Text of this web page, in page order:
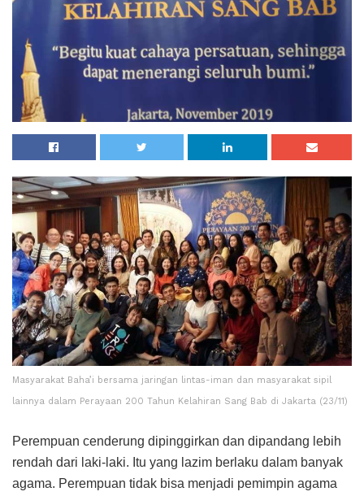
Masyarakat Baha’i bersama jaringan lintas-iman dan masyarakat sipil
lainnya dalam Perayaan 200 Tahun Kelahiran Sang Bab di Jakarta (23/11)
Perempuan cenderung dipinggirkan dan dipandang lebih
rendah dari laki-laki. Itu yang lazim berlaku dalam banyak
agama. Perempuan tidak bisa menjadi pemimpin agama